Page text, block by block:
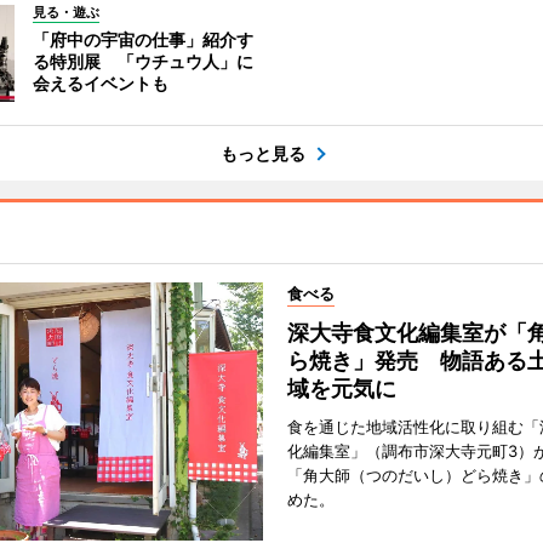
見る・遊ぶ
「府中の宇宙の仕事」紹介す
る特別展 「ウチュウ人」に
会えるイベントも
もっと見る
食べる
深大寺食文化編集室が「
ら焼き」発売 物語ある
域を元気に
食を通じた地域活性化に取り組む
化編集室」（調布市深大寺元町3）
「角大師（つのだいし）どら焼き
めた。